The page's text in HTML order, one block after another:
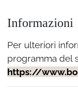
Informazioni
Per ulteriori
programma del
https://